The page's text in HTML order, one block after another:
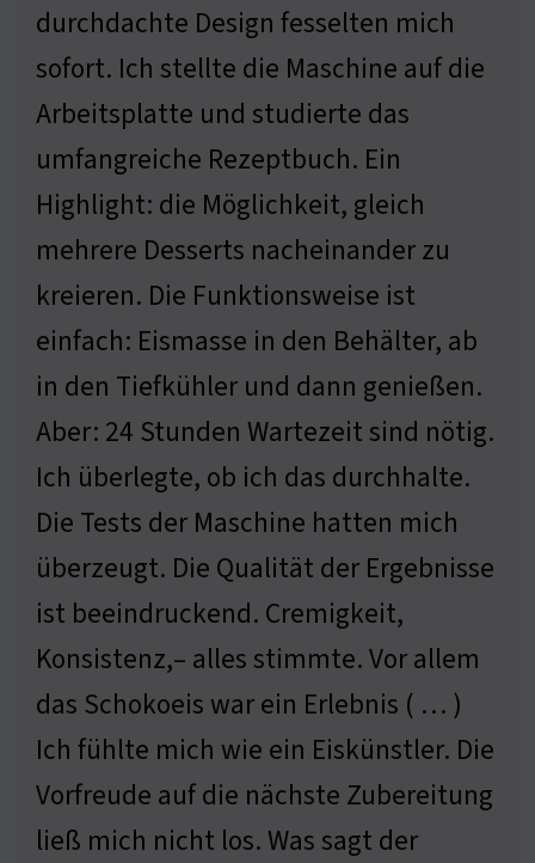
durchdachte Design fesselten mich
sofort. Ich stellte die Maschine auf die
Arbeitsplatte und studierte das
umfangreiche Rezeptbuch. Ein
Highlight: die Möglichkeit, gleich
mehrere Desserts nacheinander zu
kreieren. Die Funktionsweise ist
einfach: Eismasse in den Behälter, ab
in den Tiefkühler und dann genießen.
Aber: 24 Stunden Wartezeit sind nötig.
Ich überlegte, ob ich das durchhalte.
Die Tests der Maschine hatten mich
überzeugt. Die Qualität der Ergebnisse
ist beeindruckend. Cremigkeit,
Konsistenz,– alles stimmte. Vor allem
das Schokoeis war ein Erlebnis ( … )
Ich fühlte mich wie ein Eiskünstler. Die
Vorfreude auf die nächste Zubereitung
ließ mich nicht los. Was sagt der